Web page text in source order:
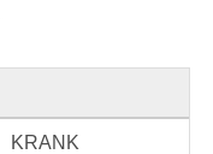
KRANK